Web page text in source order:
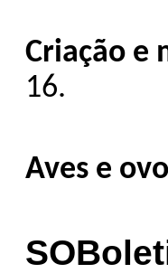
Criação e
16.
Aves e